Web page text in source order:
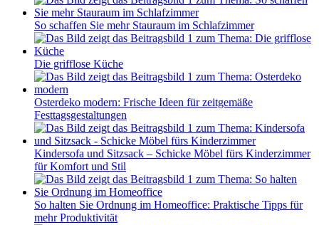
So schaffen Sie mehr Stauraum im Schlafzimmer
Die grifflose Küche
Osterdeko modern: Frische Ideen für zeitgemäße
Festtagsgestaltungen
Kindersofa und Sitzsack – Schicke Möbel fürs Kinderzimmer
für Komfort und Stil
So halten Sie Ordnung im Homeoffice: Praktische Tipps für
mehr Produktivität